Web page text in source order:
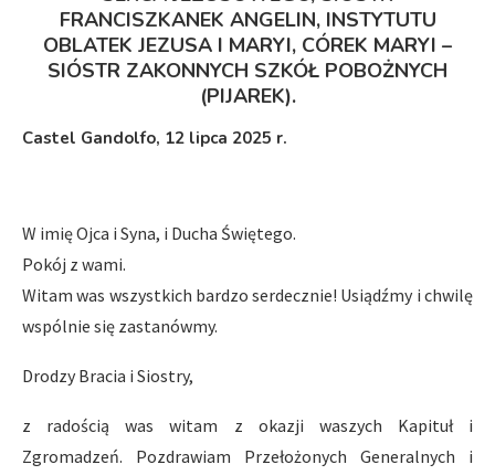
FRANCISZKANEK ANGELIN, INSTYTUTU
OBLATEK JEZUSA I MARYI, CÓREK MARYI –
SIÓSTR ZAKONNYCH SZKÓŁ POBOŻNYCH
(PIJAREK).
Castel Gandolfo, 12 lipca 2025 r.
W imię Ojca i Syna, i Ducha Świętego.
Pokój z wami.
Witam was wszystkich bardzo serdecznie! Usiądźmy i chwilę
wspólnie się zastanówmy.
Drodzy Bracia i Siostry,
z radością was witam z okazji waszych Kapituł i
Zgromadzeń. Pozdrawiam Przełożonych Generalnych i